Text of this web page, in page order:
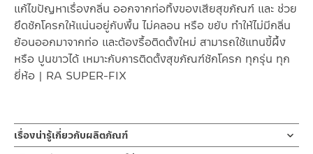
แก้ไขปัญหาเรื่องกลิ่น ออกจากท่อทิ้งของเสียสุขภัณฑ์ และ ช่วย
ยึดชักโครกให้แน่นอยู่กับพื้น ไม่คลอน หรือ ขยับ ทำให้ไม่มีกลิ่น
ย้อนออกมาจากท่อ และต้องรื้อติดตั้งใหม่ สามารถใช้แทนขี้ผึ้ง
หรือ ปูนขาวได้ เหมาะกับการติดตั้งสุขภัณฑ์ชักโครก ทุกรุ่น ทุก
ยี่ห้อ | RA SUPER-FIX
เรื่องน่ารู้เกี่ยวกับผลิตภัณฑ์